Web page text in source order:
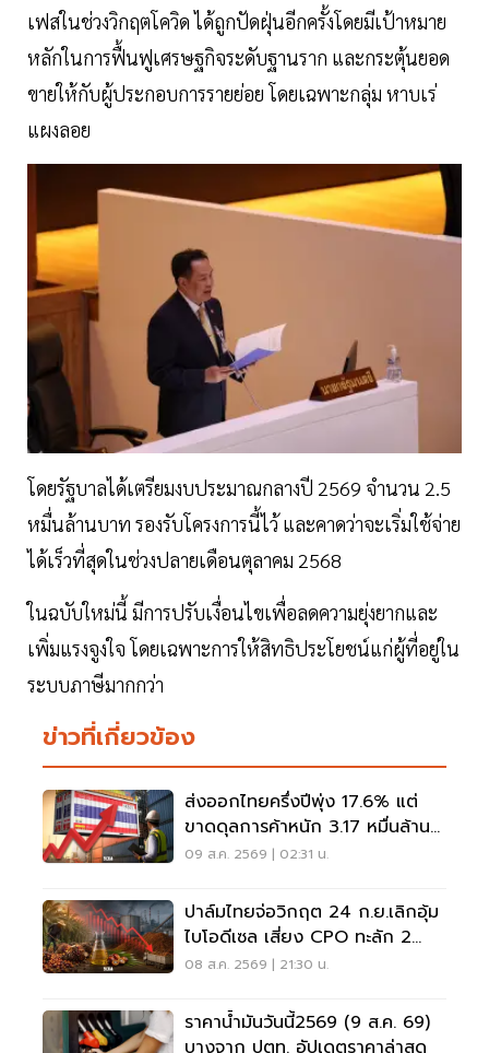
เฟสในช่วงวิกฤตโควิด ได้ถูกปัดฝุ่นอีกครั้งโดยมีเป้าหมาย
หลักในการฟื้นฟูเศรษฐกิจระดับฐานราก และกระตุ้นยอด
ขายให้กับผู้ประกอบการรายย่อย โดยเฉพาะกลุ่ม หาบเร่
แผงลอย
โดยรัฐบาลได้เตรียมงบประมาณกลางปี 2569 จำนวน 2.5
หมื่นล้านบาท รองรับโครงการนี้ไว้ และคาดว่าจะเริ่มใช้จ่าย
ได้เร็วที่สุดในช่วงปลายเดือนตุลาคม 2568
ในฉบับใหม่นี้ มีการปรับเงื่อนไขเพื่อลดความยุ่งยากและ
เพิ่มแรงจูงใจ โดยเฉพาะการให้สิทธิประโยชน์แก่ผู้ที่อยู่ใน
ระบบภาษีมากกว่า
ข่าวที่เกี่ยวข้อง
ส่งออกไทยครึ่งปีพุ่ง 17.6% แต่
ขาดดุลการค้าหนัก 3.17 หมื่นล้าน
ดอลลาร์
09 ส.ค. 2569 | 02:31 น.
ปาล์มไทยจ่อวิกฤต 24 ก.ย.เลิกอุ้ม
ไบโอดีเซล เสี่ยง CPO ทะลัก 2
ล้านตัน
08 ส.ค. 2569 | 21:30 น.
ราคาน้ำมันวันนี้2569 (9 ส.ค. 69)